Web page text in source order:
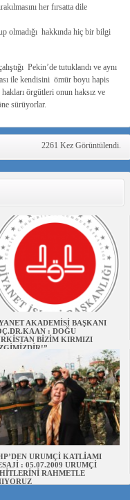
her fırsatta dile
olmadığı hakkında hiç bir bilgi
Pekin’de tutuklandı ve aynı
ile kendisini ömür boyu hapis
örgütleri onun haksız ve
sürüyorlar.
2261 Kez Görüntülendi.
AKADEMİSİ BAŞKANI
: DOĞU
BİZİM KIRMIZI
URUMÇİ KATLİAMI
: 05.07.2009 URUMÇİ
RAHMETLE